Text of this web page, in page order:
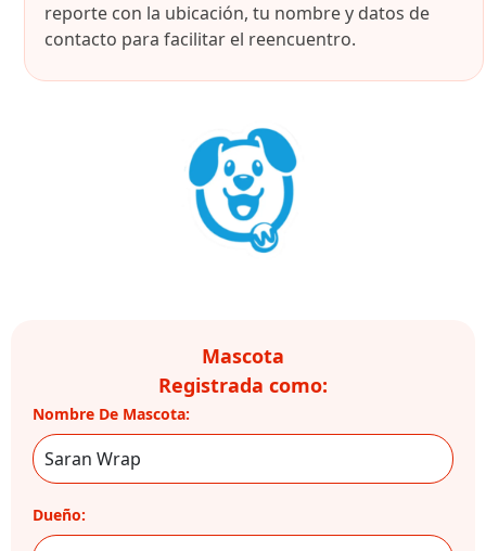
reporte con la ubicación, tu nombre y datos de
contacto para facilitar el reencuentro.
Mascota
Registrada como:
Nombre De Mascota:
Dueño: